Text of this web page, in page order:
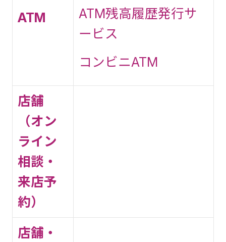
ATM
ATM残高履歴発行サ
ービス
コンビニATM
店舗
（オン
ライン
相談・
来店予
約）
店舗・